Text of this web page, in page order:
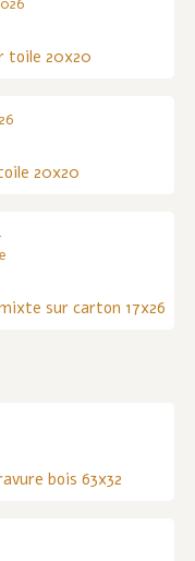
toile 20x20
20x20
sur carton 17x26
bois 63x32